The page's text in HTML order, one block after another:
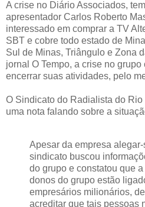
A crise no Diário Associados,
apresentador Carlos Roberto
interessado em comprar a TV
SBT e cobre todo estado de
Sul de Minas, Triângulo e Zona
jornal O Tempo, a crise no
encerrar suas atividades, pelo
O Sindicato do Radialista do
uma nota falando sobre a
Apesar da empresa
sindicato buscou
do grupo e constatou que
donos do grupo estão
empresários milionários,
acreditar que tais pessoas